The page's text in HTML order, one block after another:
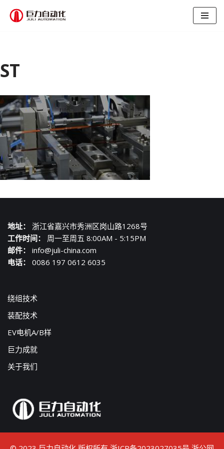
文
ST
地址：
浙江省嘉兴市秀洲区岗山路1268号
工作时间：
周一至周五 8:00AM - 5:15PM
邮件：
info@juli-china.com
电话：
0086 197 0612 6035
绕组技术
装配技术
EV电机A/B样
巨力成就
关于我们